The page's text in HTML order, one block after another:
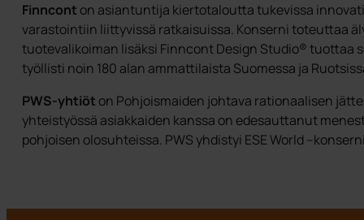
Finncont on asiantuntija kiertotaloutta tukevissa
varastointiin liittyvissä ratkaisuissa. Konserni toteuttaa
tuotevalikoiman lisäksi Finncont Design Studio® tuottaa
työllisti noin 180 alan ammattilaista Suomessa ja
PWS-yhtiöt on Pohjoismaiden johtava rationaalisen
yhteistyössä asiakkaiden kanssa on edesauttanut
pohjoisen olosuhteissa. PWS yhdistyi ESE World